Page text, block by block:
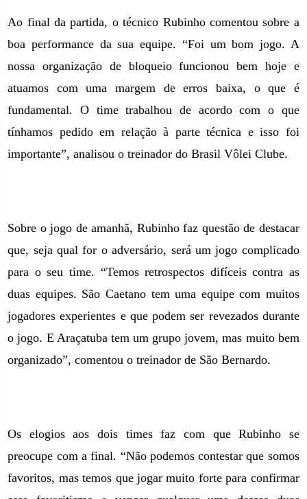
Ao final da partida, o técnico Rubinho comentou sobre a
boa performance da sua equipe. “Foi um bom jogo. A
nossa organização de bloqueio funcionou bem hoje e
atuamos com uma margem de erros baixa, o que é
fundamental. O time trabalhou de acordo com o que
tínhamos pedido em relação à parte técnica e isso foi
importante”, analisou o treinador do Brasil Vôlei Clube.
Sobre o jogo de amanhã, Rubinho faz questão de destacar
que, seja qual for o adversário, será um jogo complicado
para o seu time. “Temos retrospectos difíceis contra as
duas equipes. São Caetano tem uma equipe com muitos
jogadores experientes e que podem ser revezados durante
o jogo. E Araçatuba tem um grupo jovem, mas muito bem
organizado”, comentou o treinador de São Bernardo.
Os elogios aos dois times faz com que Rubinho se
preocupe com a final. “Não podemos contestar que somos
favoritos, mas temos que jogar muito forte para confirmar